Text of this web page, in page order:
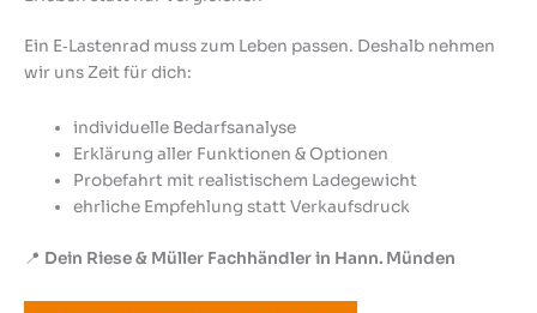
Ein E‑Lastenrad muss zum Leben passen. Deshalb nehmen
wir uns Zeit für dich:
individuelle Bedarfsanalyse
Erklärung aller Funktionen & Optionen
Probefahrt mit realistischem Ladegewicht
ehrliche Empfehlung statt Verkaufsdruck
📍 Dein Riese & Müller Fachhändler in Hann. Münden